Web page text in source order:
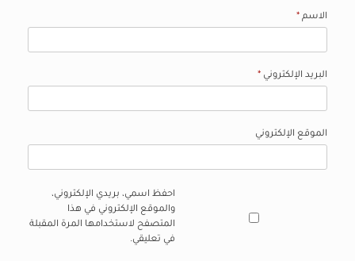
الاسم *
البريد الإلكتروني *
الموقع الإلكتروني
احفظ اسمي، بريدي الإلكتروني،
والموقع الإلكتروني في هذا
المتصفح لاستخدامها المرة المقبلة
في تعليقي.